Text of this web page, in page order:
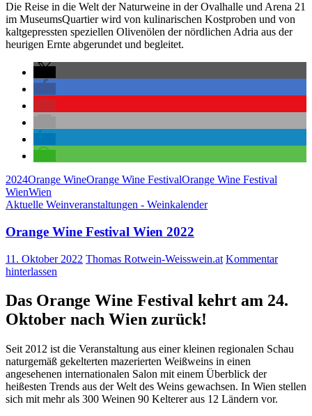
Die Reise in die Welt der Naturweine in der Ovalhalle und Arena 21
im MuseumsQuartier wird von kulinarischen Kostproben und von
kaltgepressten speziellen Olivenölen der nördlichen Adria aus der
heurigen Ernte abgerundet und begleitet.
2024Orange WineOrange Wine FestivalOrange Wine Festival
WienWien
Aktuelle Weinveranstaltungen - Weinkalender
Orange Wine Festival Wien 2022
11. Oktober 2022 Thomas Rotwein-Weisswein.at Kommentar
hinterlassen
Das Orange Wine Festival kehrt am 24.
Oktober nach Wien zurück!
Seit 2012 ist die Veranstaltung aus einer kleinen regionalen Schau
naturgemäß gekelterten mazerierten Weißweins in einen
angesehenen internationalen Salon mit einem Überblick der
heißesten Trends aus der Welt des Weins gewachsen. In Wien stellen
sich mit mehr als 300 Weinen 90 Kelterer aus 12 Ländern vor.